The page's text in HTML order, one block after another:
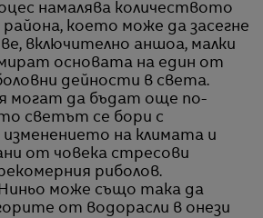
намалява количеството
което може да засегне
включително аншоа, малки
основата на един от
дейности в света.
могат да бъдат още по-
светът се бори с
на климата и
от човека стресови
риболов.
може също така да
от водорасли в онези